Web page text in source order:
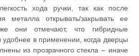
хода ручки, так как после
металла открывать/закрывать ее
они отмечают, что гибридные
в применении, когда дверцы
из прозрачного стекла – иначе